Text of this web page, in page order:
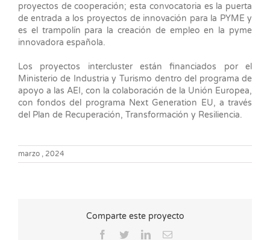
proyectos de cooperación; esta convocatoria es la puerta
de entrada a los proyectos de innovación para la PYME y
es el trampolín para la creación de empleo en la pyme
innovadora española.
Los proyectos intercluster están financiados por el
Ministerio de Industria y Turismo dentro del programa de
apoyo a las AEI, con la colaboración de la Unión Europea,
con fondos del programa Next Generation EU, a través
del Plan de Recuperación, Transformación y Resiliencia.
marzo , 2024
Comparte este proyecto
Facebook
TwitterLinkedInCorreo